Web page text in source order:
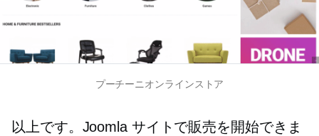
プーチーニオンラインストア
以上です。Joomla サイトで販売を開始できま